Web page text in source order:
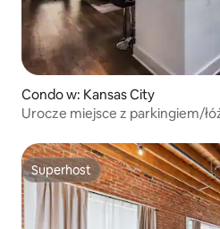
Condo w: Kansas City
Urocze miejsce z parkingiem/
Superhost
Superhost